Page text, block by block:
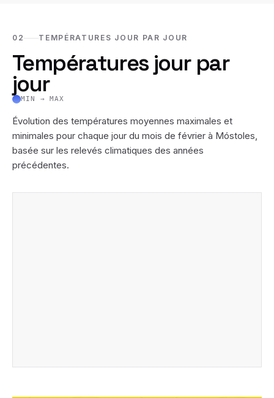
02 TEMPÉRATURES JOUR PAR JOUR
Températures jour par
jour
MIN → MAX
Évolution des températures moyennes maximales et
minimales pour chaque jour du mois de février à Móstoles,
basée sur les relevés climatiques des années
précédentes.